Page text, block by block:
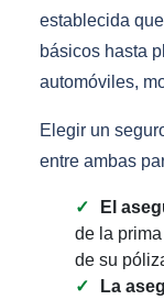
establecida
básicos hasta
automóviles,
Elegir un
entre ambas
El
de la
de su
La